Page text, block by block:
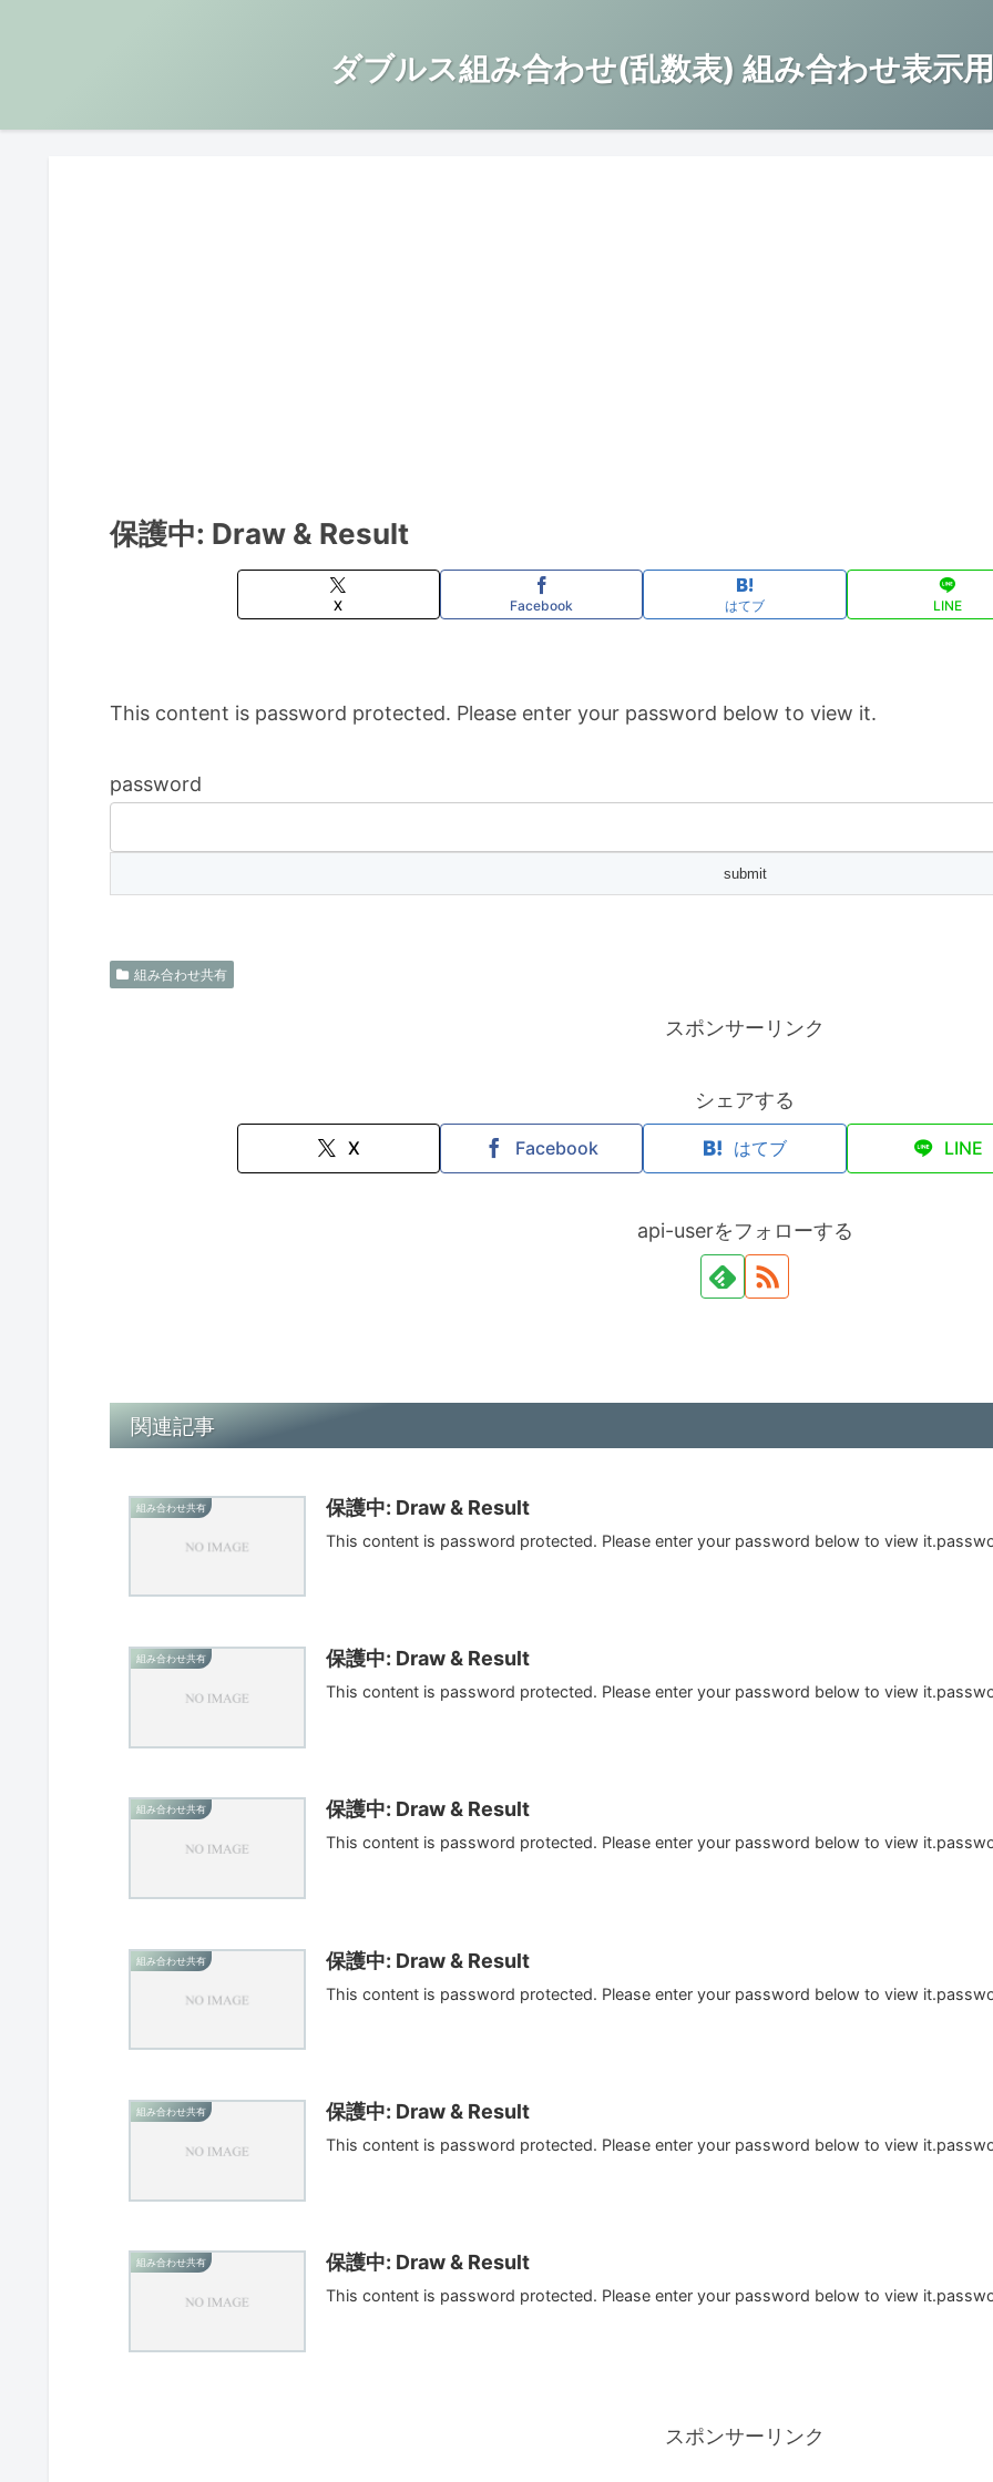
ダブルス組み合わせ(乱数表) 組み合わせ表示
保護中: Draw & Result
X Facebook はてブ LINE
This content is password protected. Please enter your password below to view it.
password
組み合わせ共有
スポンサーリンク
シェアする
X Facebook はてブ LINE
api-userをフォローする
関連記事
組み合わせ共有 保護中: Draw & Result
This content is password protected. Please enter your password below to view
組み合わせ共有 保護中: Draw & Result
This content is password protected. Please enter your password below to view
組み合わせ共有 保護中: Draw & Result
This content is password protected. Please enter your password below to view
組み合わせ共有 保護中: Draw & Result
This content is password protected. Please enter your password below to view
組み合わせ共有 保護中: Draw & Result
This content is password protected. Please enter your password below to view
組み合わせ共有 保護中: Draw & Result
This content is password protected. Please enter your password below to view
スポンサーリンク